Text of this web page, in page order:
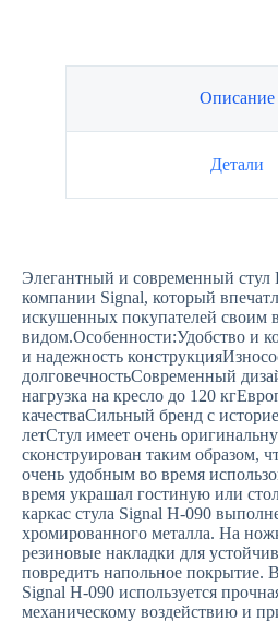
Описание
Детали
Элегантный и современный стул
компании Signal, который
искушенных покупателей своим
видом.Особенности:Удобство и
и надежность
долговечностьСовременный
нагрузка на кресло до 120
качестваСильный бренд с
летСтул имеет очень
сконструирован таким образом,
очень удобным во время
время украшал гостиную или
каркас стула Signal H-090
хромированного металла. На
резиновые накладки для
повредить напольное покрытие.
Signal H-090 используется
механическому воздействию и